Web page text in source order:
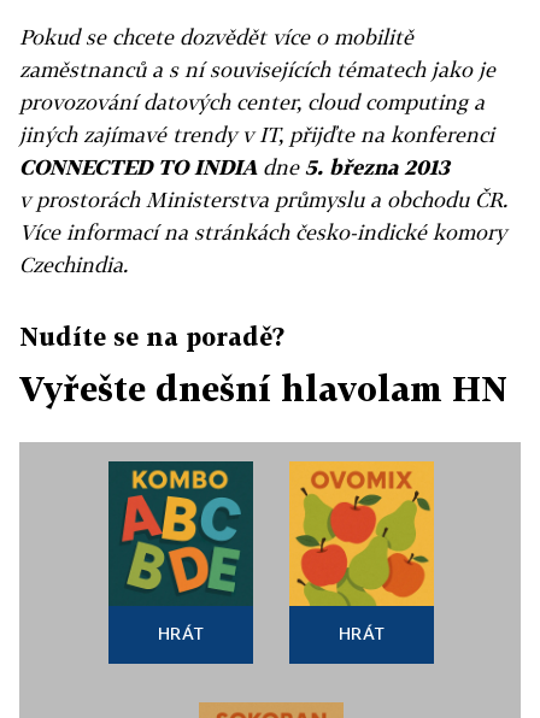
Pokud se chcete dozvědět více o mobilitě
zaměstnanců a s ní souvisejících tématech jako je
provozování datových center, cloud computing a
jiných zajímavé trendy v IT, přijďte na konferenci
CONNECTED TO INDIA dne5. března 2013
v prostorách Ministerstva průmyslu a obchodu ČR.
Více informací na stránkách česko-indické komory
Czechindia.
Nudíte se na poradě?
Vyřešte dnešní hlavolam HN
HRÁT HRÁT